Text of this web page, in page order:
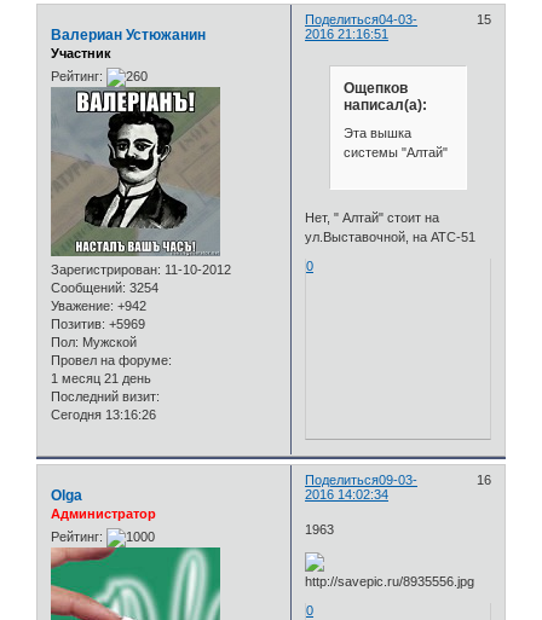
Поделиться 15
04-03-
2016 21:16:51
Валериан Устюжанин
Участник
Рейтинг:
Зарегистрирован: 11-10-2012
Сообщений: 3254
Уважение: +942
Позитив: +5969
Пол: Мужской
Провел на форуме:
1 месяц 21 день
Последний визит:
Сегодня 13:16:26
Ощепков
написал(а):
Эта вышка
системы "Алтай"
Нет, " Алтай" стоит на
ул.Выставочной, на АТС-51
0
Поделиться 16
09-03-
2016 14:02:34
Olga
Администратор
Рейтинг:
1963
0